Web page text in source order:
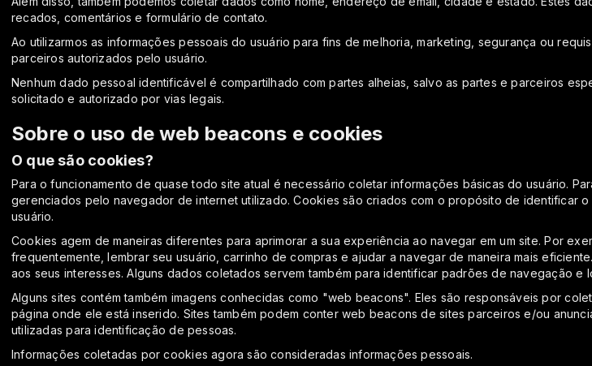
recados, comentários e formulário de contato.
Ao utilizarmos as informações pessoais do usuário para fins de melhoria, marketing, segurança ou
parceiros autorizados pelo usuário.
Nenhum dado pessoal identificável é compartilhado com partes alheias, salvo as partes e parceiros
solicitado e autorizado por vias legais.
Sobre o uso de web beacons e cookies
O que são cookies?
Para o funcionamento de quase todo site atual é necessário coletar informações básicas do usuário.
gerenciados pelo navegador de internet utilizado. Cookies são criados com o propósito de identificar
usuário.
Cookies agem de maneiras diferentes para aprimorar a sua experiência ao navegar em um site. Por
frequentemente, lembrar seu usuário, carrinho de compras e ajudar a navegar de maneira mais
aos seus interesses. Alguns dados coletados servem também para identificar padrões de navegação e
Alguns sites contém também imagens conhecidas como "web beacons". Eles são responsáveis por
página onde ele está inserido. Sites também podem conter web beacons de sites parceiros e/ou
utilizadas para identificação de pessoas.
Informações coletadas por cookies agora são consideradas informações pessoais.